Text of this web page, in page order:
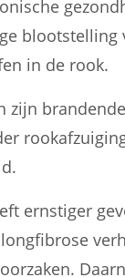
in de rook.
ernstiger